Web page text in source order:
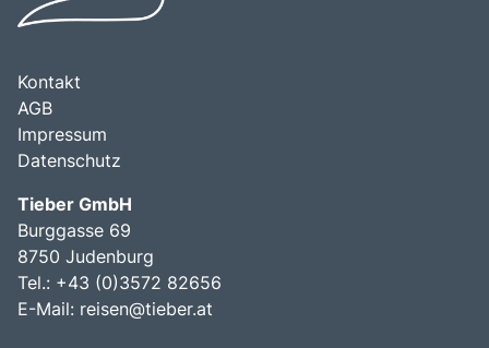
Kontakt
AGB
Impressum
Datenschutz
Tieber GmbH
Burggasse 69
8750 Judenburg
Tel.: +43 (0)3572 82656
E-Mail: reisen@tieber.at